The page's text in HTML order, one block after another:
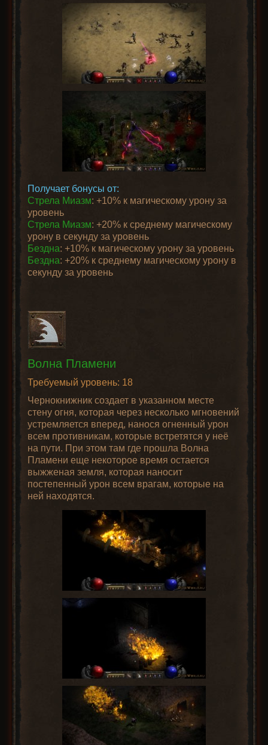
Получает бонусы от:
Стрела Миазм: +10% к магическому урону за
уровень
Стрела Миазм: +20% к среднему магическому
урону в секунду за уровень
Бездна: +10% к магическому урону за уровень
Бездна: +20% к среднему магическому урону в
секунду за уровень
Волна Пламени
Требуемый уровень: 18
Чернокнижник создает в указанном месте
стену огня, которая через несколько мгновений
устремляется вперед, нанося огненный урон
всем противникам, которые встретятся у неё
на пути. При этом там где прошла Волна
Пламени еще некоторое время остается
выжженая земля, которая наносит
постепенный урон всем врагам, которые на
ней находятся.